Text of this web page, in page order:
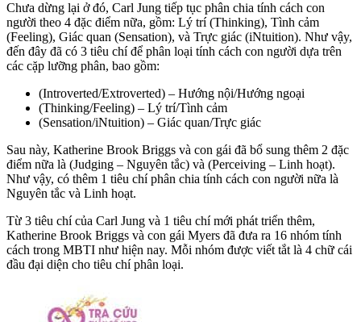
Chưa dừng lại ở đó, Carl Jung tiếp tục phân chia tính cách con
người theo 4 đặc điểm nữa, gồm: Lý trí (Thinking), Tình cảm
(Feeling), Giác quan (Sensation), và Trực giác (iNtuition). Như vậy,
đến đây đã có 3 tiêu chí để phân loại tính cách con người dựa trên
các cặp lưỡng phân, bao gồm:
(Introverted/Extroverted) – Hướng nội/Hướng ngoại
(Thinking/Feeling) – Lý trí/Tình cảm
(Sensation/iNtuition) – Giác quan/Trực giác
Sau này, Katherine Brook Briggs và con gái đã bổ sung thêm 2 đặc
điểm nữa là (Judging – Nguyên tắc) và (Perceiving – Linh hoạt).
Như vậy, có thêm 1 tiêu chí phân chia tính cách con người nữa là
Nguyên tắc và Linh hoạt.
Từ 3 tiêu chí của Carl Jung và 1 tiêu chí mới phát triển thêm,
Katherine Brook Briggs và con gái Myers đã đưa ra 16 nhóm tính
cách trong MBTI như hiện nay. Mỗi nhóm được viết tắt là 4 chữ cái
đầu đại diện cho tiêu chí phân loại.